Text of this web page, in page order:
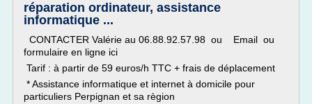
réparation ordinateur, assistance
informatique ...
CONTACTER Valérie au 06.88.92.57.98 ou Email ou
formulaire en ligne ici
Tarif : à partir de 59 euros/h TTC + frais de déplacement
* Assistance informatique et internet à domicile pour
particuliers Perpignan et sa règion